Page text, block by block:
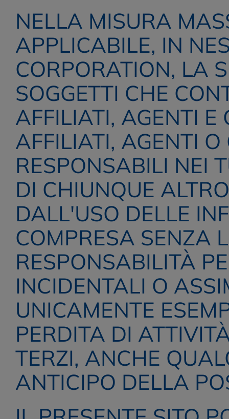
NELLA MISURA
APPLICABILE, IN
CORPORATION, LA
SOGGETTI CHE
AFFILIATI, AGENTI E
AFFILIATI, AGENTI
RESPONSABILI NEI
DI CHIUNQUE
DALL'USO DELLE
COMPRESA SENZA
RESPONSABILITÀ
INCIDENTALI O
UNICAMENTE
PERDITA DI
TERZI, ANCHE
ANTICIPO DELLA